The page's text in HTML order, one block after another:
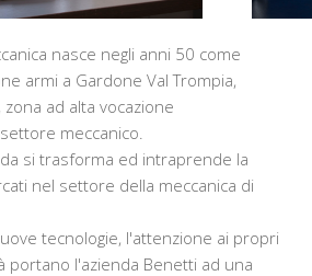
nasce negli anni 50 come
armi a Gardone Val Trompia,
ad alta vocazione
meccanico.
si trasforma ed intraprende la
nel settore della meccanica di
tecnologie, l'attenzione ai propri
portano l'azienda Benetti ad una